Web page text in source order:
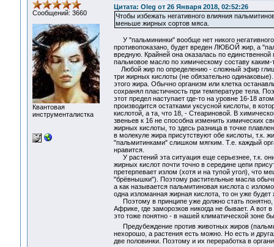
Сообщений: 3660
Квантовая
инструменталистка
Цитата: Oleg от 26 Января 2018, 02:52:26
Чтобы избежать негативного влияния
меньше жирных сортов мяса.
У "пальмининки" вообще нет никого
противопоказано, будет вреден ЛЮБОЙ жир, а
вредную. Крайней она оказалась по
пальмовое масло по химическому составу
Любой жир по определению - сложный эфир
три жирных кислоты (не обязательно
этого жира. Обычно организм или клетка
сохранял пластичность при температуре тела.
этот предел наступает где-то на уровне 16-18
производится остатками уксусной кислоты, в
кислотой, а та, что 18, - Стеариновой. В
звеньев к 16 не способна изменить химических
жирных кислоты, то здесь разница в точке
в молекуле жира присутствуют обе кислоты, т.к.
"пальмитинками" слишком мягким. Т.е. каждый
нравится.
У растений эта ситуация еще серьезнее, т.к.
жирных кислот почти точно в середине цепи
претерпевает излом (хотя и на тупой угол), что
"брёвнышки"). Поэтому растительные масла
а как называется пальмитиновая кислота с
одна изломанная жирная кислота, то он уже будет
Поэтому в принципе уже должно стать понятно,
Африке, где заморозков никогда не бывает. А
это тоже понятно - в нашей климатической зоне
Предубеждение против животных жиров
нехорошо, а растения есть можно. Но есть и
две половинки. Поэтому и их переработка в